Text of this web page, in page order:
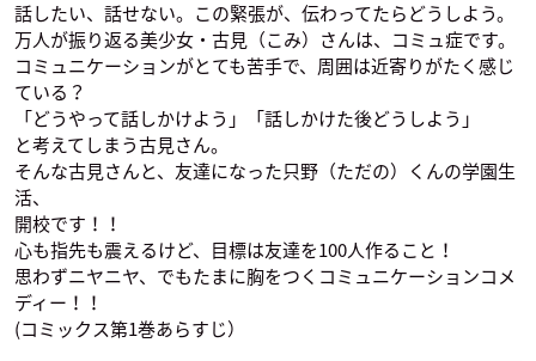
話したい、話せない。この緊張が、伝わってたらどうしよう。
万人が振り返る美少女・古見（こみ）さんは、コミュ症です。
コミュニケーションがとても苦手で、周囲は近寄りがたく感じ
ている？
「どうやって話しかけよう」「話しかけた後どうしよう」
と考えてしまう古見さん。
そんな古見さんと、友達になった只野（ただの）くんの学園生
活、
開校です！！
心も指先も震えるけど、目標は友達を100人作ること！
思わずニヤニヤ、でもたまに胸をつくコミュニケーションコメ
ディー！！
(コミックス第1巻あらすじ）